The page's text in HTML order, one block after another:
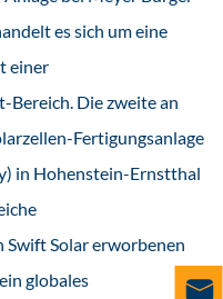
es sich um eine
einer
Die zweite an
Fertigungsanlage
in Hohenstein-Ernstthal
Solar erworbenen
globales